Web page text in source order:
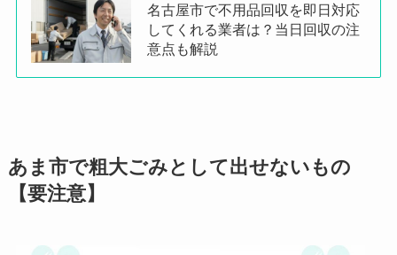
名古屋市で不用品回収を即日対応
してくれる業者は？当日回収の注
意点も解説
あま市で粗大ごみとして出せないもの
【要注意】